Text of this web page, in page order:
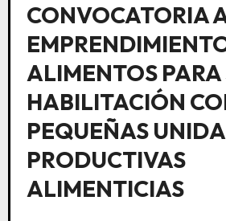
CONVOCATORIA
ALIMENTOS PARA
HABILITACIÓN
PEQUEÑAS
PRODUCTIVAS
ALIMENTICIAS